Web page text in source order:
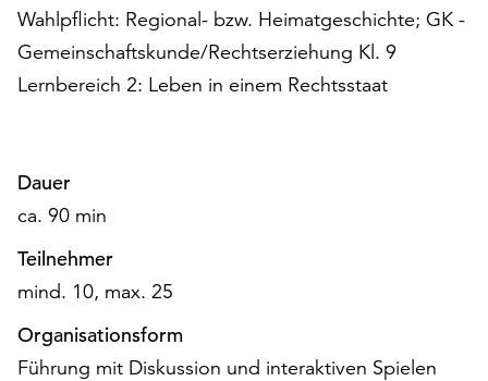
Weitere
Informationen
finden
Sie
Datenschutzerklärung
dem
Impressum
Wahlpflicht: Regional- bzw. Heimatgeschichte; GK -
Gemeinschaftskunde/Rechtserziehung Kl. 9
Lernbereich 2: Leben in einem Rechtsstaat
Dauer
ca. 90 min
Teilnehmer
mind. 10, max. 25
Organisationsform
Führung mit Diskussion und interaktiven Spielen